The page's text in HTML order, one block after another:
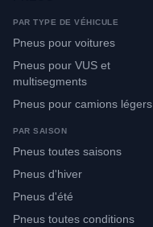
PAR TYPE DE VÉHICULE
Pneus pour voitures
Pneus pour VUS et
multisegments
Pneus pour camions légers
PAR SAISON
Pneus toutes saisons
Pneus d'hiver
Pneus d'été
Pneus toutes conditions